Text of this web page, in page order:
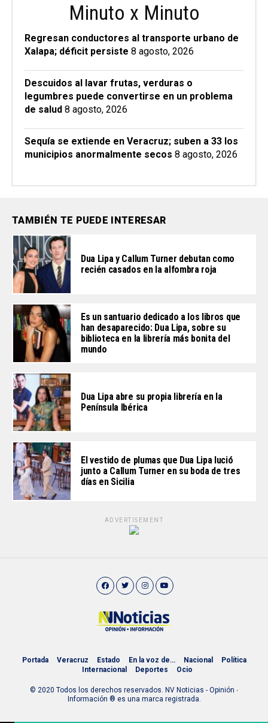
Minuto x Minuto
Regresan conductores al transporte urbano de
Xalapa; déficit persiste 8 agosto, 2026
Descuidos al lavar frutas, verduras o
legumbres puede convertirse en un problema
de salud 8 agosto, 2026
Sequía se extiende en Veracruz; suben a 33 los
municipios anormalmente secos 8 agosto, 2026
TAMBIÉN TE PUEDE INTERESAR
Dua Lipa y Callum Turner debutan como
recién casados en la alfombra roja
Es un santuario dedicado a los libros que
han desaparecido: Dua Lipa, sobre su
biblioteca en la librería más bonita del
mundo
Dua Lipa abre su propia librería en la
Península Ibérica
El vestido de plumas que Dua Lipa lució
junto a Callum Turner en su boda de tres
días en Sicilia
ADVERTISEMENT
Portada Veracruz Estado En la voz de… Nacional
Política
Internacional
Deportes Ocio
© 2020 Todos los derechos reservados. NV Noticias - Opinión ∙
Información ® es una marca registrada.